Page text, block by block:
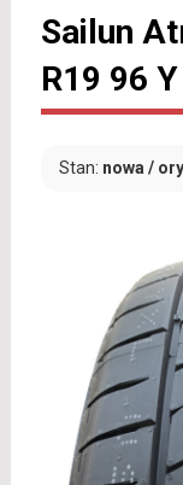
Sailun
R19 96
Stan: nowa /